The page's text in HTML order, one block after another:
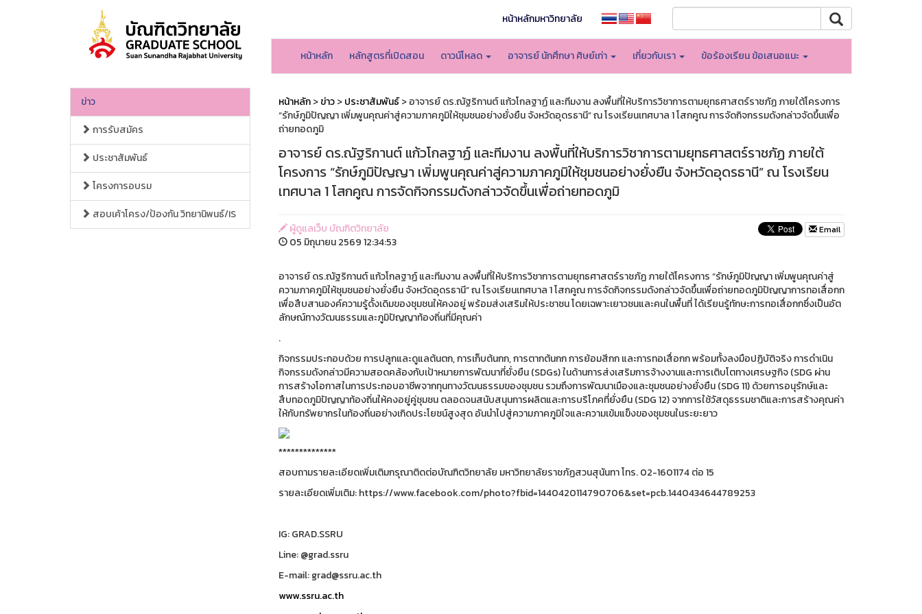
หน้าหลักมหาวิทยาลัย
หน้าหลัก หลักสูตรที่เปิดสอน ดาวน์โหลด อาจารย์ นักศึกษา ศิษย์เก่า เกี่ยวกับเรา ข้อร้องเรียน ข้อเสนอแนะ
ข่าว
การรับสมัคร
ประชาสัมพันธ์
โครงการอบรม
สอบเค้าโครง/ป้องกัน วิทยานิพนธ์/IS
หน้าหลัก>ข่าว>ประชาสัมพันธ์> อาจารย์ ดร.ณัฐริกานต์ แก้วโกลฐาฏ์ และทีมงาน ลงพื้นที่ให้บริการวิชาการตามยุทธศาสตร์ราชภัฏ ภายใต้โครงการ
“รักษ์ภูมิปัญญา เพิ่มพูนคุณค่าสู่ความภาคภูมิให้ชุมชนอย่างยั่งยืน จังหวัดอุดรธานี” ณ โรงเรียนเทศบาล 1 โสกคูณ การจัดกิจกรรมดังกล่าวจัดขึ้นเพื่อ
ถ่ายทอดภูมิ
อาจารย์ ดร.ณัฐริกานต์ แก้วโกลฐาฏ์ และทีมงาน ลงพื้นที่ให้บริการวิชาการตามยุทธศาสตร์ราชภัฏ ภายใต้
โครงการ “รักษ์ภูมิปัญญา เพิ่มพูนคุณค่าสู่ความภาคภูมิให้ชุมชนอย่างยั่งยืน จังหวัดอุดรธานี” ณ โรงเรียน
เทศบาล 1 โสกคูณ การจัดกิจกรรมดังกล่าวจัดขึ้นเพื่อถ่ายทอดภูมิ
ผู้ดูแลเว็บ บัณฑิตวิทยาลัย
05 มิถุนายน 2569 12:34:53
Email
อาจารย์ ดร.ณัฐริกานต์ แก้วโกลฐาฏ์ และทีมงาน ลงพื้นที่ให้บริการวิชาการตามยุทธศาสตร์ราชภัฏ ภายใต้โครงการ “รักษ์ภูมิปัญญา เพิ่มพูนคุณค่าสู่
ความภาคภูมิให้ชุมชนอย่างยั่งยืน จังหวัดอุดรธานี” ณ โรงเรียนเทศบาล 1 โสกคูณ การจัดกิจกรรมดังกล่าวจัดขึ้นเพื่อถ่ายทอดภูมิปัญญาการทอเสื่อกก
เพื่อสืบสานองค์ความรู้ดั้งเดิมของชุมชนให้คงอยู่ พร้อมส่งเสริมให้ประชาชน โดยเฉพาะเยาวชนและคนในพื้นที่ ได้เรียนรู้ทักษะการทอเสื่อกกซึ่งเป็นอัต
ลักษณ์ทางวัฒนธรรมและภูมิปัญญาท้องถิ่นที่มีคุณค่า
.
กิจกรรมประกอบด้วย การปลูกและดูแลต้นตก, การเก็บต้นกก, การตากต้นกก การย้อมสีกก และการทอเสื่อกก พร้อมทั้งลงมือปฏิบัติจริง การดำเนิน
กิจกรรมดังกล่าวมีความสอดคล้องกับเป้าหมายการพัฒนาที่ยั่งยืน (SDGs) ในด้านการส่งเสริมการจ้างงานและการเติบโตทางเศรษฐกิจ (SDG ผ่าน
การสร้างโอกาสในการประกอบอาชีพจากทุนทางวัฒนธรรมของชุมชน รวมถึงการพัฒนาเมืองและชุมชนอย่างยั่งยืน (SDG 11) ด้วยการอนุรักษ์และ
สืบทอดภูมิปัญญาท้องถิ่นให้คงอยู่คู่ชุมชน ตลอดจนสนับสนุนการผลิตและการบริโภคที่ยั่งยืน (SDG 12) จากการใช้วัสดุธรรมชาติและการสร้างคุณค่า
ให้กับทรัพยากรในท้องถิ่นอย่างเกิดประโยชน์สูงสุด อันนำไปสู่ความภาคภูมิใจและความเข้มแข็งของชุมชนในระยะยาว
**************
สอบถามรายละเอียดเพิ่มเติมกรุณาติดต่อบัณฑิตวิทยาลัย มหาวิทยาลัยราชภัฏสวนสุนันทา โทร. 02-1601174 ต่อ 15
รายละเอียดเพิ่มเติม: https://www.facebook.com/photo?fbid=1440420114790706&set=pcb.1440434644789253
IG: GRAD.SSRU
Line: @grad.ssru
E-mail: grad@ssru.ac.th
www.ssru.ac.th